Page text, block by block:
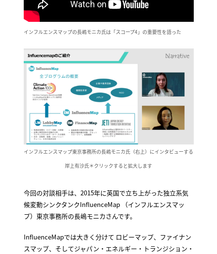
インフルエンスマップの長嶋モニカ氏は「スコープ4」の重要性を語った
インフルエンスマップ東京事務所の長嶋モニカ氏（右上）にインタビューする
岸上有沙氏＊クリックすると拡大します
今回の対談相手は、2015年に英国で立ち上がった独立系気
候変動シンクタンクInfluenceMap （インフルエンスマッ
プ）東京事務所の長嶋モニカさんです。
InfluenceMapでは大きく分けて ロビーマップ、ファイナン
スマップ、そしてジャパン・エネルギー・トランジション・